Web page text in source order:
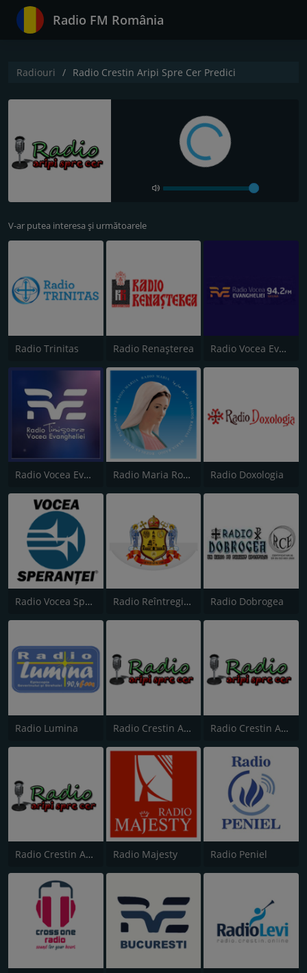
Radio FM România
Radiouri Radio Crestin Aripi Spre Cer Predici
V-ar putea interesa și următoarele
Radio Trinitas Radio Renașterea Radio Vocea Evangheliei - Suceava
Radio Vocea Evangheliei Timişoara Radio Maria Romania Radio Doxologia
Radio Vocea Speranţei Radio Reîntregirea Radio Dobrogea
Radio Lumina Radio Crestin Aripi Spre Cer Radio Crestin Aripi Spre Cer International
Radio Crestin Aripi Spre Cer Popular Radio Majesty Radio Peniel